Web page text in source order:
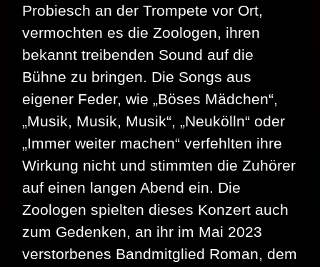
Probiesch an der Trompete vor Ort,
vermochten es die Zoologen, ihren
bekannt treibenden Sound auf die
Bühne zu bringen. Die Songs aus
eigener Feder, wie „Böses Mädchen“,
„Musik, Musik, Musik“, „Neukölln“ oder
„Immer weiter machen“ verfehlten ihre
Wirkung nicht und stimmten die Zuhörer
auf einen langen Abend ein. Die
Zoologen spielten dieses Konzert auch
zum Gedenken, an ihr im Mai 2023
verstorbenes Bandmitglied Roman, dem